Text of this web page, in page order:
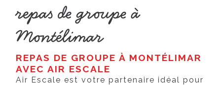
repas de groupe à
Montélimar
REPAS DE GROUPE À MONTÉLIMAR
AVEC AIR ESCALE
Air Escale est votre partenaire idéal pour